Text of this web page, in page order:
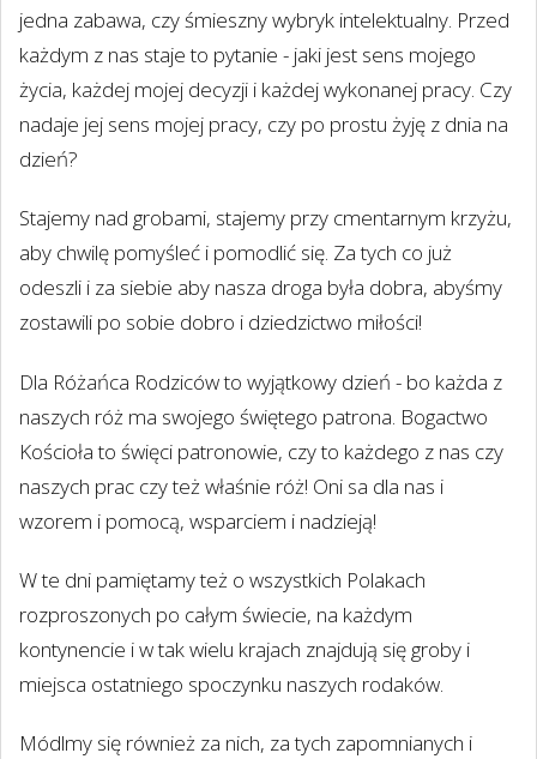
jedna zabawa, czy śmieszny wybryk intelektualny. Przed
każdym z nas staje to pytanie - jaki jest sens mojego
życia, każdej mojej decyzji i każdej wykonanej pracy. Czy
nadaje jej sens mojej pracy, czy po prostu żyję z dnia na
dzień?
Stajemy nad grobami, stajemy przy cmentarnym krzyżu,
aby chwilę pomyśleć i pomodlić się. Za tych co już
odeszli i za siebie aby nasza droga była dobra, abyśmy
zostawili po sobie dobro i dziedzictwo miłości!
Dla Różańca Rodziców to wyjątkowy dzień - bo każda z
naszych róż ma swojego świętego patrona. Bogactwo
Kościoła to święci patronowie, czy to każdego z nas czy
naszych prac czy też właśnie róż! Oni sa dla nas i
wzorem i pomocą, wsparciem i nadzieją!
W te dni pamiętamy też o wszystkich Polakach
rozproszonych po całym świecie, na każdym
kontynencie i w tak wielu krajach znajdują się groby i
miejsca ostatniego spoczynku naszych rodaków.
Módlmy się również za nich, za tych zapomnianych i